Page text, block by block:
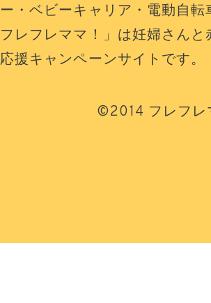
・ベビーキャリア・電動自
レフレママ！」は妊婦さん
援キャンペーンサイトです。
©2014 フレフレ